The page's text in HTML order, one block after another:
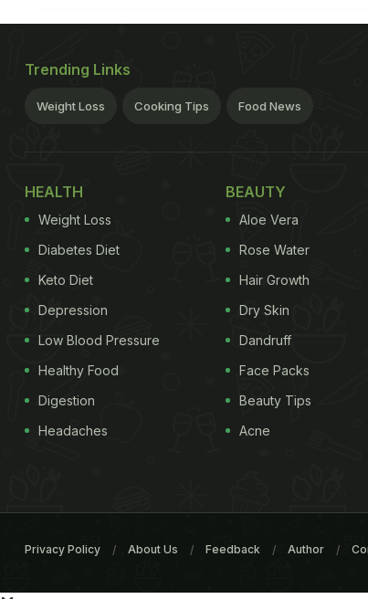
Trending Links
Weight Loss Cooking Tips Food News
HEALTH
Weight Loss
Diabetes Diet
Keto Diet
Depression
Low Blood Pressure
Healthy Food
Digestion
Headaches
BEAUTY
Aloe Vera
Rose Water
Hair Growth
Dry Skin
Dandruff
Face Packs
Beauty Tips
Acne
Privacy Policy About Us Feedback Author